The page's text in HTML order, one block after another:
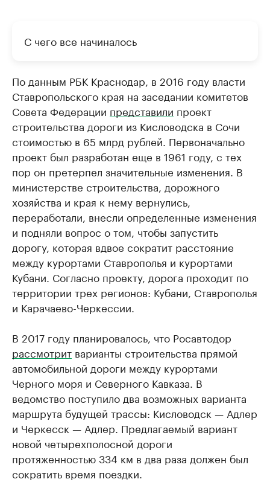
С чего все начиналось
По данным РБК Краснодар, в 2016 году власти
Ставропольского края на заседании комитетов
Совета Федерации представили проект
строительства дороги из Кисловодска в Сочи
стоимостью в 65 млрд рублей. Первоначально
проект был разработан еще в 1961 году, с тех
пор он претерпел значительные изменения. В
министерстве строительства, дорожного
хозяйства и края к нему вернулись,
переработали, внесли определенные изменения
и подняли вопрос о том, чтобы запустить
дорогу, которая вдвое сократит расстояние
между курортами Ставрополья и курортами
Кубани. Согласно проекту, дорога проходит по
территории трех регионов: Кубани, Ставрополья
и Карачаево-Черкессии.
В 2017 году планировалось, что Росавтодор
рассмотрит варианты строительства прямой
автомобильной дороги между курортами
Черного моря и Северного Кавказа. В
ведомство поступило два возможных варианта
маршрута будущей трассы: Кисловодск — Адлер
и Черкесск — Адлер. Предлагаемый вариант
новой четырехполосной дороги
протяженностью 334 км в два раза должен был
сократить время поездки.